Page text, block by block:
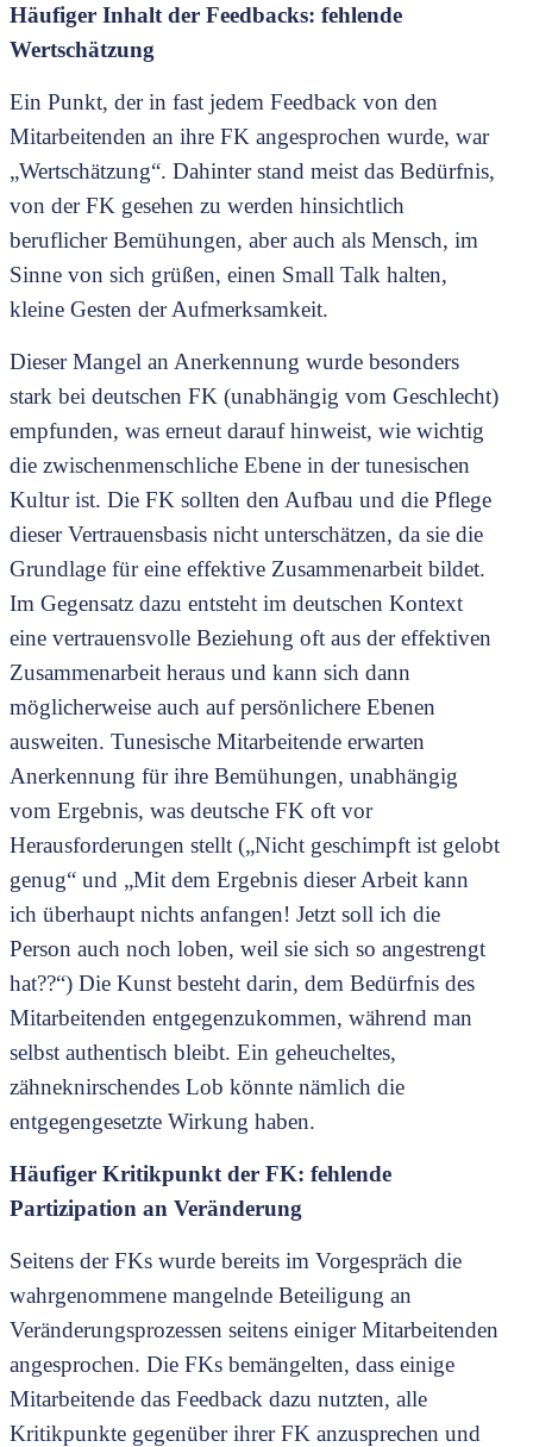
Häufiger Inhalt der Feedbacks: fehlende
Wertschätzung
Ein Punkt, der in fast jedem Feedback von den
Mitarbeitenden an ihre FK angesprochen wurde, war
„Wertschätzung“. Dahinter stand meist das Bedürfnis,
von der FK gesehen zu werden hinsichtlich
beruflicher Bemühungen, aber auch als Mensch, im
Sinne von sich grüßen, einen Small Talk halten,
kleine Gesten der Aufmerksamkeit.
Dieser Mangel an Anerkennung wurde besonders
stark bei deutschen FK (unabhängig vom Geschlecht)
empfunden, was erneut darauf hinweist, wie wichtig
die zwischenmenschliche Ebene in der tunesischen
Kultur ist. Die FK sollten den Aufbau und die Pflege
dieser Vertrauensbasis nicht unterschätzen, da sie die
Grundlage für eine effektive Zusammenarbeit bildet.
Im Gegensatz dazu entsteht im deutschen Kontext
eine vertrauensvolle Beziehung oft aus der effektiven
Zusammenarbeit heraus und kann sich dann
möglicherweise auch auf persönlichere Ebenen
ausweiten. Tunesische Mitarbeitende erwarten
Anerkennung für ihre Bemühungen, unabhängig
vom Ergebnis, was deutsche FK oft vor
Herausforderungen stellt („Nicht geschimpft ist gelobt
genug“ und „Mit dem Ergebnis dieser Arbeit kann
ich überhaupt nichts anfangen! Jetzt soll ich die
Person auch noch loben, weil sie sich so angestrengt
hat??“) Die Kunst besteht darin, dem Bedürfnis des
Mitarbeitenden entgegenzukommen, während man
selbst authentisch bleibt. Ein geheucheltes,
zähneknirschendes Lob könnte nämlich die
entgegengesetzte Wirkung haben.
Häufiger Kritikpunkt der FK: fehlende
Partizipation an Veränderung
Seitens der FKs wurde bereits im Vorgespräch die
wahrgenommene mangelnde Beteiligung an
Veränderungsprozessen seitens einiger Mitarbeitenden
angesprochen. Die FKs bemängelten, dass einige
Mitarbeitende das Feedback dazu nutzten, alle
Kritikpunkte gegenüber ihrer FK anzusprechen und